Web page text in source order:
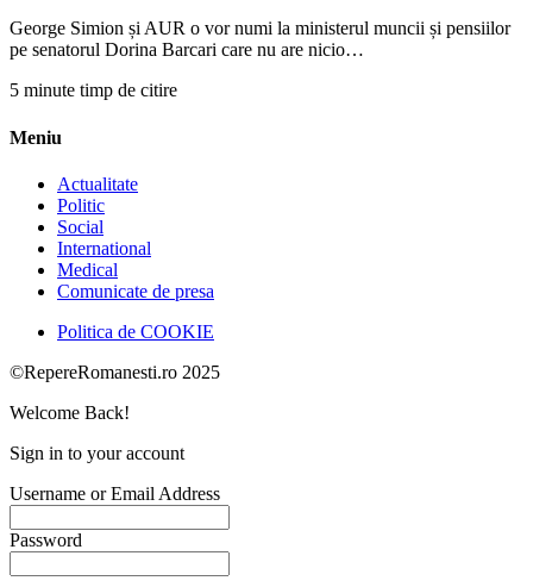
George Simion și AUR o vor numi la ministerul muncii și pensiilor
pe senatorul Dorina Barcari care nu are nicio…
5 minute timp de citire
Meniu
Actualitate
Politic
Social
International
Medical
Comunicate de presa
Politica de COOKIE
©RepereRomanesti.ro 2025
Welcome Back!
Sign in to your account
Username or Email Address
Password